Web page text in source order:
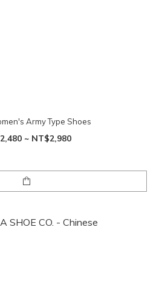
Army Type Shoes
~ NT$2,980